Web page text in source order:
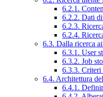
6.2.1.
6.2.2. Dati
6.2.3.
6.2.4.
6.3. Dalla ricerca
6.3.1. User
6.3.2. Job
6.3.3. Criteri
6.4. Architettura
6.4.1.